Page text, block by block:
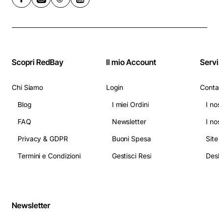
Scopri RedBay
Chi Siamo
Blog
FAQ
Privacy & GDPR
Termini e Condizioni
Il mio Account
Login
I miei Ordini
Newsletter
Buoni Spesa
Gestisci Resi
I
I
Newsletter